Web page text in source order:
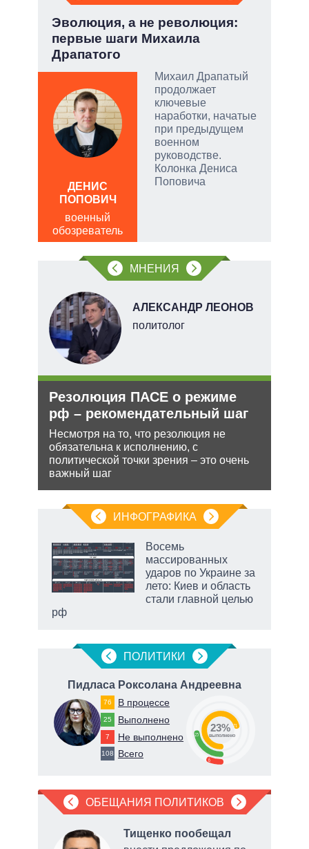
Эволюция, а не революция:
первые шаги Михаила
Драпатого
Михаил Драпатый
продолжает
ключевые
наработки, начатые
при предыдущем
военном
руководстве.
Колонка Дениса
Поповича
ДЕНИС
ПОПОВИЧ
военный
обозреватель
МНЕНИЯ
АЛЕКСАНДР ЛЕОНОВ
политолог
Резолюция ПАСЕ о режиме
рф – рекомендательный шаг
Несмотря на то, что резолюция не
обязательна к исполнению, с
политической точки зрения – это очень
важный шаг
ИНФОГРАФИКА
Восемь
массированных
ударов по Украине за
лето: Киев и область
стали главной целью
рф
ПОЛИТИКИ
Пидласа Роксолана Андреевна
76 В процессе
25 Выполнено
7 Не выполнено
108 Всего
6
23
71
23%
выполнено
ОБЕЩАНИЯ ПОЛИТИКОВ
Тищенко пообещал